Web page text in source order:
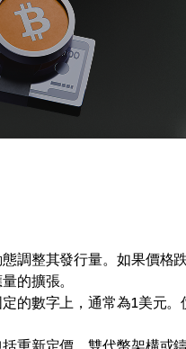
調整其發行量。如果價格
的擴張。
的數字上，通常為1美元
重新定價、雙代幣架構或